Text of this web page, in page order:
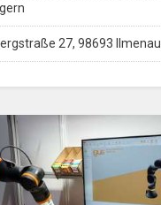
27, 98693 Ilmenau